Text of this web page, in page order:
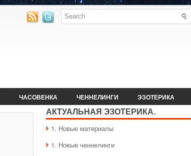
ЧАСОВЕНКА ЧЕННЕЛИНГИ ЭЗОТЕРИКА
АКТУАЛЬНАЯ ЭЗОТЕРИКА.
1. Hовые материалы
1. Hовые ченнелинги